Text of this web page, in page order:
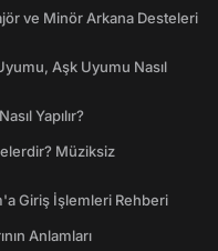
ve Minör Arkana Desteleri
Aşk Uyumu Nasıl
Yapılır?
Müziksiz
Giriş İşlemleri Rehberi
Anlamları